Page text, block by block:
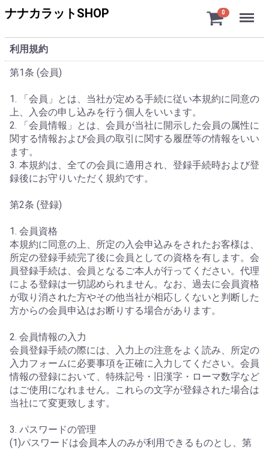
ナナカラットSHOP 0 Menu
利用規約
第1条 (会員)
1. 「会員」とは、当社が定める手続に従い本規約に同意の
上、入会の申し込みを行う個人をいいます。
2. 「会員情報」とは、会員が当社に開示した会員の属性に
関する情報および会員の取引に関する履歴等の情報をいい
ます。
3. 本規約は、全ての会員に適用され、登録手続時および登
録後にお守りいただく規約です。
第2条 (登録)
1. 会員資格
本規約に同意の上、所定の入会申込みをされたお客様は、
所定の登録手続完了後に会員としての資格を有します。会
員登録手続は、会員となるご本人が行ってください。代理
による登録は一切認められません。なお、過去に会員資格
が取り消された方やその他当社が相応しくないと判断した
方からの会員申込はお断りする場合があります。
2. 会員情報の入力
会員登録手続の際には、入力上の注意をよく読み、所定の
入力フォームに必要事項を正確に入力してください。会員
情報の登録において、特殊記号・旧漢字・ローマ数字など
はご使用になれません。これらの文字が登録された場合は
当社にて変更致します。
3. パスワードの管理
(1)パスワードは会員本人のみが利用できるものとし、第